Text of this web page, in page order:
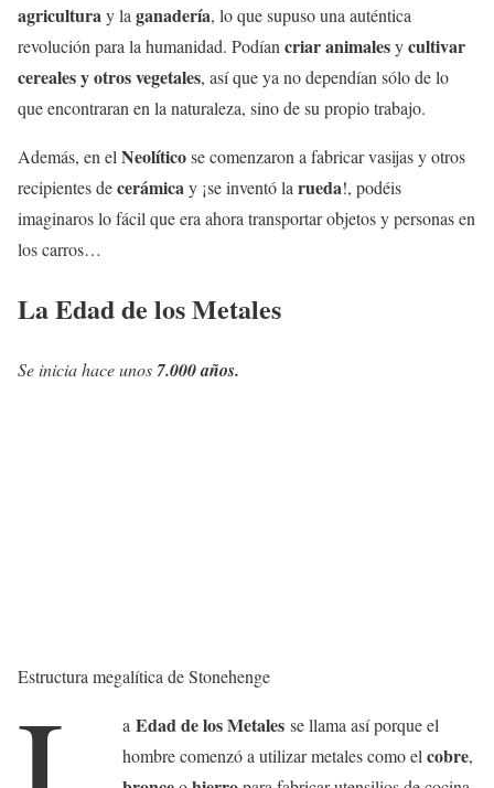
agricultura y la ganadería, lo que supuso una auténtica
revolución para la humanidad. Podían criar animalesycultivar
cereales y otros vegetales, así que ya no dependían sólo de lo
que encontraran en la naturaleza, sino de su propio trabajo.
Además, en el Neolíticose comenzaron a fabricar vasijas y otros
recipientes decerámica y ¡se inventó la rueda!, podéis
imaginaros lo fácil que era ahora transportar objetos y personas en
los carros…
La Edad de los Metales
Se inicia hace unos 7.000 años.
Estructura megalítica de Stonehenge
aEdad de los Metalesse llama así porque el
hombre comenzó a utilizar metales como elcobre,